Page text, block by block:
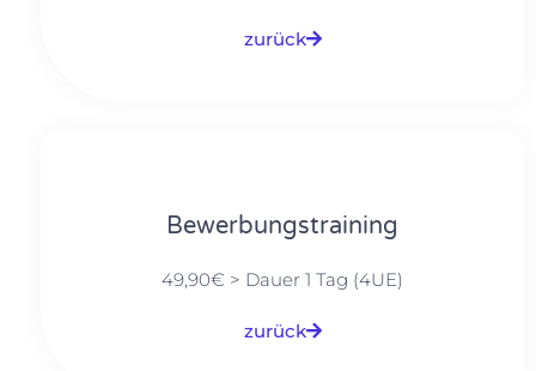
zurück
Bewerbungstraining
49,90€ > Dauer 1 Tag (4UE)
zurück